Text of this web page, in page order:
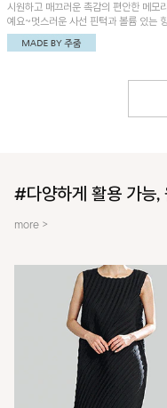
시원하고 매끄러운 촉감의 편안한 메모
예요~멋스러운 사선 핀턱과 볼륨 있는
핏이 유니크한 아이템!
#다양하게 활용 가능,
more >